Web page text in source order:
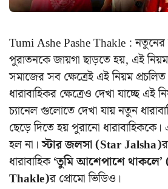
Tumi Ashe Pashe Thakle :
পুরাতনকে জায়গা ছাড়তে হয়, এই
সমাজের সব ক্ষেত্রেই এই নিয়ম
ধারাবাহিকর ক্ষেত্রেও দেখা যাচ্ছে এই
চ্যানেল গুলোতে দেখা যায় নতুন
ছেড়ে দিতে হয় পুরানো
হল না।স্টার জলসা (Star Jalsha)
ধারাবাহিক‘তুমি আশেপাশে
Thakle)র প্রোমো ভিডিও।